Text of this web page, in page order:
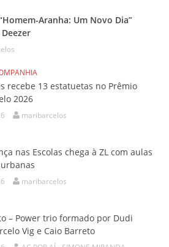
Aranha: Um Novo Dia”
recebe 13 estatuetas no Prêmio
2026
maribarcelos
nas Escolas chega à ZL com aulas
maribarcelos
– Power trio formado por Dudi
Vig e Caio Barreto